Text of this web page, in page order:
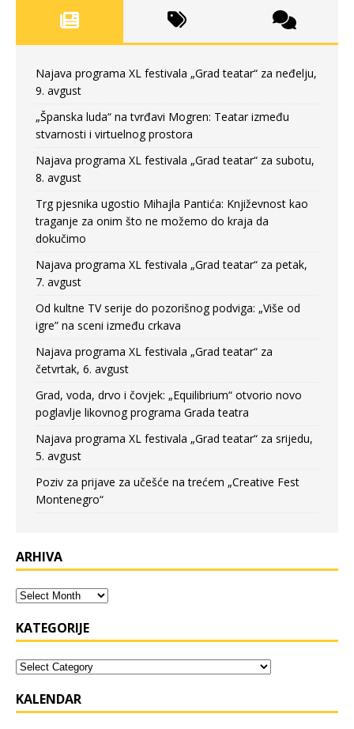
Najava programa XL festivala „Grad teatar“ za neđelju,
9. avgust
„Španska luda“ na tvrđavi Mogren: Teatar između
stvarnosti i virtuelnog prostora
Najava programa XL festivala „Grad teatar“ za subotu,
8. avgust
Trg pjesnika ugostio Mihajla Pantića: Književnost kao
traganje za onim što ne možemo do kraja da
dokučimo
Najava programa XL festivala „Grad teatar“ za petak,
7. avgust
Od kultne TV serije do pozorišnog podviga: „Više od
igre” na sceni između crkava
Najava programa XL festivala „Grad teatar“ za
četvrtak, 6. avgust
Grad, voda, drvo i čovjek: „Equilibrium“ otvorio novo
poglavlje likovnog programa Grada teatra
Najava programa XL festivala „Grad teatar“ za srijedu,
5. avgust
Poziv za prijave za učešće na trećem „Creative Fest
Montenegro“
ARHIVA
KATEGORIJE
KALENDAR